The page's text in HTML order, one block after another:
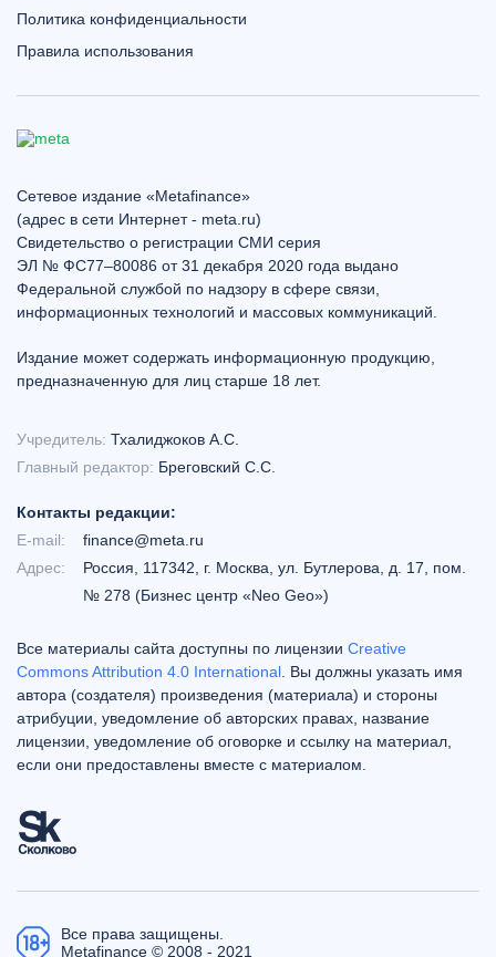
Политика конфиденциальности
Правила использования
Сетевое издание «Metafinance»
(адрес в сети Интернет - meta.ru)
Свидетельство о регистрации СМИ серия
ЭЛ № ФС77–80086 от 31 декабря 2020 года выдано
Федеральной службой по надзору в сфере связи,
информационных технологий и массовых коммуникаций.
Издание может содержать информационную продукцию,
предназначенную для лиц старше 18 лет.
Учредитель: Тхалиджоков А.С.
Главный редактор: Бреговский С.С.
Контакты редакции:
E-mail:
finance@meta.ru
Адрес:
Россия, 117342, г. Москва, ул. Бутлерова, д. 17, пом.
№ 278 (Бизнес центр «Neo Geo»)
Все материалы сайта доступны по лицензии Creative
Commons Attribution 4.0 International . Вы должны указать имя
автора (создателя) произведения (материала) и стороны
атрибуции, уведомление об авторских правах, название
лицензии, уведомление об оговорке и ссылку на материал,
если они предоставлены вместе с материалом.
Все права защищены.
Metafinance © 2008 - 2021